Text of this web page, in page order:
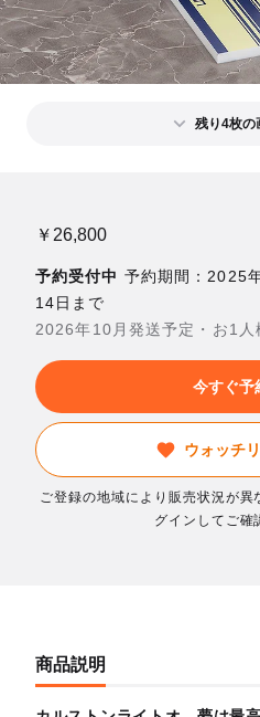
残り4枚の
￥26,800
予約受付中 予約期間：2025
14日まで
2026年10月発送予定・お1人
今すぐ予
ウォッチ
ご登録の地域により販売状況が異
グインしてご確
商品説明